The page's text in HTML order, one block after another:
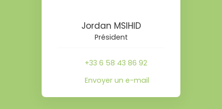
Jordan MSIHID
Président
+33 6 58 43 86 92
Envoyer un e-mail